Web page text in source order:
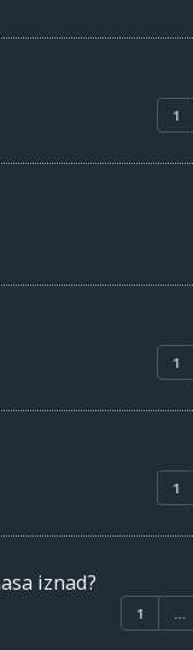
1
1
1
iznad?
1 …